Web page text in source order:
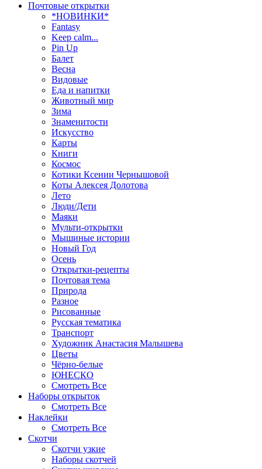
Почтовые открытки
*НОВИНКИ*
Fantasy
Keep calm...
Pin Up
Балет
Весна
Видовые
Еда и напитки
Животный мир
Зима
Знаменитости
Искусство
Карты
Книги
Космос
Котики Ксении Чернышовой
Коты Алексея Долотова
Лето
Люди/Дети
Маяки
Мульти-открытки
Мышиные истории
Новый Год
Осень
Открытки-рецепты
Почтовая тема
Природа
Разное
Рисованные
Русская тематика
Транспорт
Художник Анастасия Малышева
Цветы
Чёрно-белые
ЮНЕСКО
Смотреть Все
Наборы открыток
Смотреть Все
Наклейки
Смотреть Все
Скотчи
Скотчи узкие
Наборы скотчей